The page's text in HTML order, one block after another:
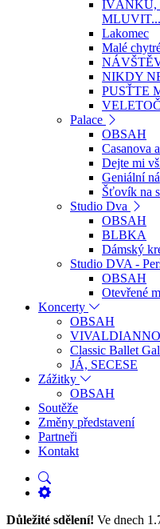
IVÁNKU,
Lakomec
Malé
NIKDY
PUSŤTE
VELETOČ
Palace
OBSAH
Casanova
Dejte mi
Geniální
Šťovík na
Studio Dva
OBSAH
BLBKA
Dámský
Studio DVA -
OBSAH
Otevřené
Koncerty
OBSAH
Classic Ballet
JÁ, SECESE
Zážitky
OBSAH
Soutěže
Změny představení
Partneři
Kontakt
Důležité sdělení! Ve dnech